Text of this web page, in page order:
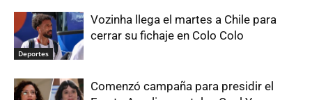
Deportes
Vozinha llega el martes a Chile para
cerrar su fichaje en Colo Colo
Comenzó campaña para presidir el